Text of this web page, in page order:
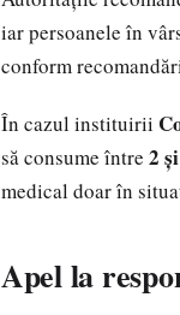
iar persoanele în
conform
În cazul instituirii
să consume între 2
medical doar în
Apel la